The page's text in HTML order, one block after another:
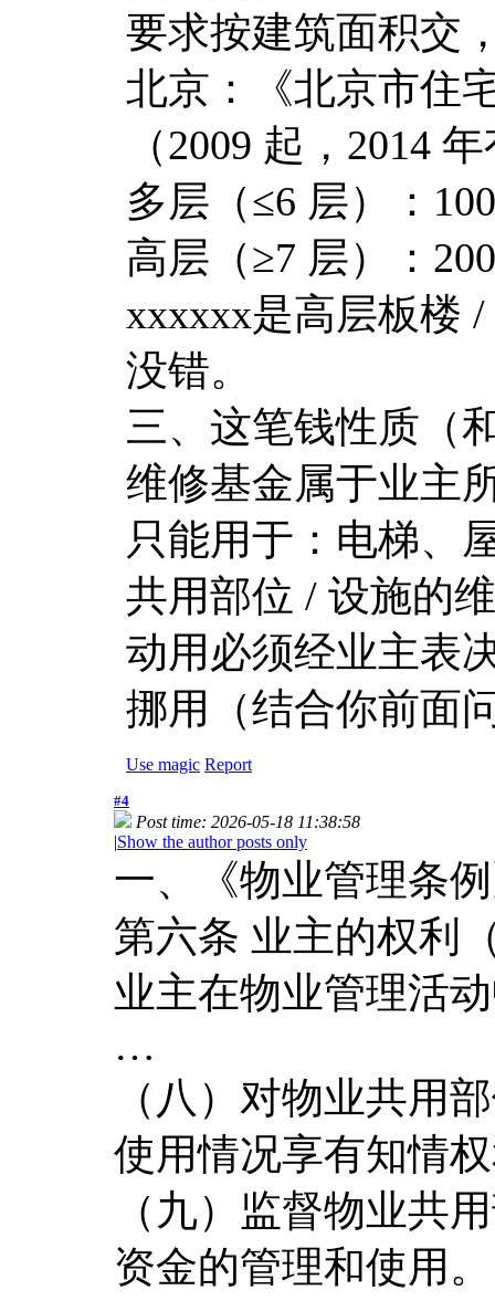
要求按建筑面积交
北京：《北京市住
（2009 起，2014
多层（≤6 层）：
高层（≥7 层）：
xxxxxx是高层板楼
没错。
三、这笔钱性质（
维修基金属于业主
只能用于：电梯、
共用部位 / 设施的
动用必须经业主表
挪用（结合你前面
Use magic Report
#4
Post time: 2026-05-18 11:38:58
|Show the author posts only
一、《物业管理条
第六条 业主的权利
业主在物业管理活
…
（八）对物业共用
使用情况享有知情
（九）监督物业共
资金的管理和使用。